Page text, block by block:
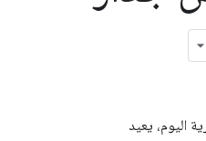
اليوم، يعيد